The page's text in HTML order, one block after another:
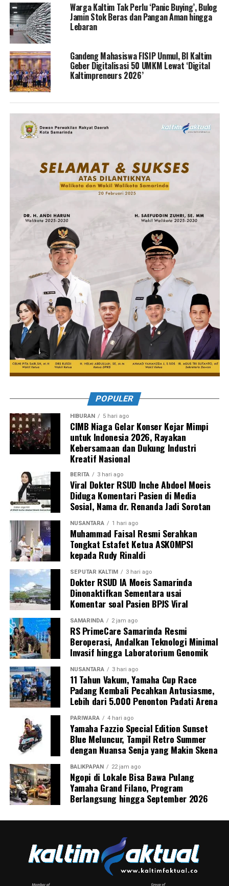
Warga Kaltim Tak Perlu ‘Panic Buying’, Bulog
Jamin Stok Beras dan Pangan Aman hingga
Lebaran
Gandeng Mahasiswa FISIP Unmul, BI Kaltim
Geber Digitalisasi 50 UMKM Lewat ‘Digital
Kaltimpreneurs 2026’
POPULER
HIBURAN 5 hari ago
CIMB Niaga Gelar Konser Kejar Mimpi
untuk Indonesia 2026, Rayakan
Kebersamaan dan Dukung Industri
Kreatif Nasional
BERITA 3 hari ago
Viral Dokter RSUD Inche Abdoel Moeis
Diduga Komentari Pasien di Media
Sosial, Nama dr. Renanda Jadi Sorotan
NUSANTARA 1 hari ago
Muhammad Faisal Resmi Serahkan
Tongkat Estafet Ketua ASKOMPSI
kepada Rudy Rinaldi
SEPUTAR KALTIM 3 hari ago
Dokter RSUD IA Moeis Samarinda
Dinonaktifkan Sementara usai
Komentar soal Pasien BPJS Viral
SAMARINDA 2 jam ago
RS PrimeCare Samarinda Resmi
Beroperasi, Andalkan Teknologi Minimal
Invasif hingga Laboratorium Genomik
NUSANTARA 3 hari ago
11 Tahun Vakum, Yamaha Cup Race
Padang Kembali Pecahkan Antusiasme,
Lebih dari 5.000 Penonton Padati Arena
PARIWARA 4 hari ago
Yamaha Fazzio Special Edition Sunset
Blue Meluncur, Tampil Retro Summer
dengan Nuansa Senja yang Makin Skena
BALIKPAPAN 22 jam ago
Ngopi di Lokale Bisa Bawa Pulang
Yamaha Grand Filano, Program
Berlangsung hingga September 2026